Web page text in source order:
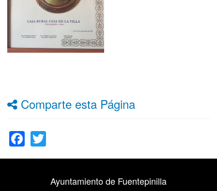
Comparte esta Página
Facebook
Ayuntamiento de Fuentepinilla